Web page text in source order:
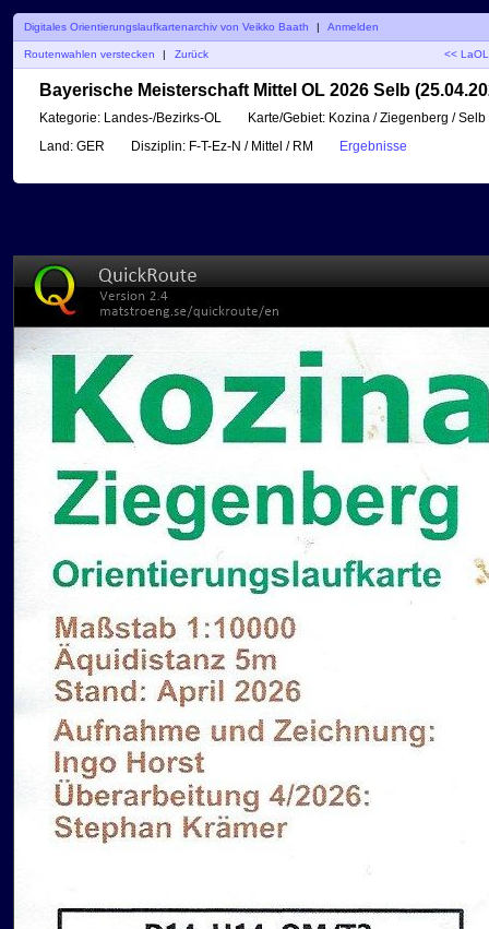
Digitales Orientierungslaufkartenarchiv von Veikko Baath | Anmelden
Routenwahlen verstecken Zurück <<
Bayerische Meisterschaft Mittel OL 2026 Selb
Kategorie: Landes-/Bezirks-OL Karte/Gebiet: Kozina / Ziegenberg / Selb
Land: GER Disziplin: F-T-Ez-N / Mittel / RM Ergebnisse